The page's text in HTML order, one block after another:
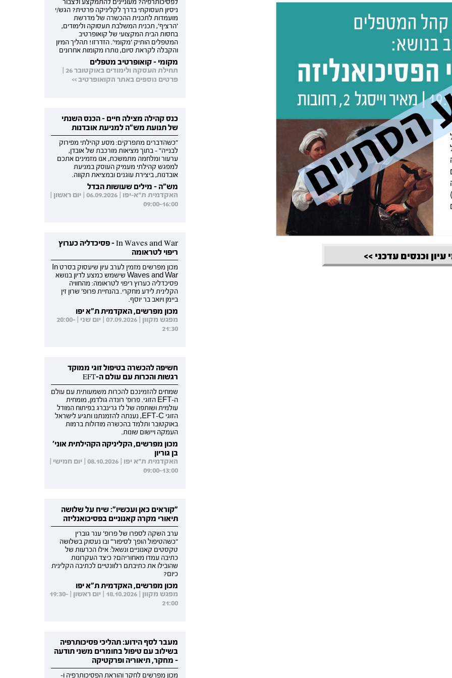
עיון וכנסים עדכני >>
לפסיכותרפיה? מעוניינים להתמקצע ולצבור
ניסיון תעסוקתי בדרך לקליניקה פרטית? הגש/י
מועמדות לתכנית ההכשרה של מדרשת
'הרציף', תכנית המשלבת תעסוקה ולימודים,
בחסות הבית המקצועי של קואופרטיב
המטפלים הותיק 'מקומי'. הזדרזו! תהליך המיון
והקבלה לקראת סיום, נותרו מקומות אחרונים
מקומי - קואופרטיב מטפלים
תחילת העסקה ולימודים באוקטובר 26 |
פרטים נוספים באתר הקואופרטיב >>
כנס קהילה מצילה חיים - הכנס השנתי
של תנועת מש"ה למניעת אובדנות
"כשהדברים מתפרקים: מסע קהילתי מפירוק
לבנייה" - בתוך מציאות מורכבת של אובדן,
ערעור ומלחמה מתמשכת, אנו מזמינים אתכם
למפגש קהילתי מעמיק העוסק במניעת
אובדנות, ביצירת עוגנים ובמציאת תקווה.
מש"ה - מילים שעושות הבדל
האקדמית ת"א-יפו | 06.09.2026 | יום ראשון |
09:00-16:00
In Waves and War - פסיכדליה כערוץ
ריפוי לטראומה
מכון מפרשים מזמין לערב עיון שיעסוק בסרט In
Waves and War שישמש כמצע לדיון בנושא
פסיכדליה כערוץ ריפוי לטראומה: מהחוויה
הקלינית לידע מחקרי. בהנחיית פרופ' שרון זין
ביימן ויואב בר יוסף.
מכון מפרשים, האקדמית ת"א יפו
מפגש מקוון | 07.09.2026 | יום שני | 20:00-
21:30
חשיפה להכשרה בטיפול זוגי ממוקד
רגשות והכרות עם עולם ה-EFT
שמחים להזמינכם להכרות משמעותית עם עולם
ה-EFT הזוגי. פרופ' רונדה גולדמן, מומחית
עולמית ושותפה של לז גרינברג בפיתוח המודל
הזוגי EFT-C, נענתה להזמנתנו ותגיע לישראל
באוקטובר ותלמד בהכשרה מודולות ברמות
העמקה ויישום שונות.
מכון מפרשים, הקליניקה הקהילתית אוני'
בן גוריון
האקדמית ת"א יפו | 08.10.2026 | יום חמישי |
09:00-13:00
"קוראים כאן ועכשיו": שיח על שלושה
תיאורי מקרה קאנוניים בפסיכואנליזה
ערב השקה לספרו של פרופ' ענר גוברין
"כשהטיפול הופך לסיפור" ובו נעסוק בשלושה
טקסטים קאנוניים ונשאל: אילו הכרעות של
כתיבה עמדו מאחוריהם? כיצד העקרונות
שהובילו את כתיבתם רלוונטיים לכתיבה הקלינית
כיום?
מכון מפרשים, האקדמית ת"א יפו
מפגש מקוון | 18.10.2026 | יום ראשון | 19:30-
21:00
מעבר לסף הידוע: תהליכי פסיכותרפיה
בשילוב עם טיפול בחומרים משני תודעה
- מחקר, תיאוריה ופרקטיקה
מכון מפרשים לחקר והוראת הפסיכותרפיה ו-